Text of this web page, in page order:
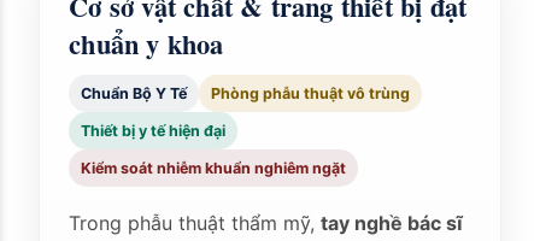
chuẩn y khoa
Chuẩn Bộ Y Tế Phòng phẫu thuật vô trùng
Thiết bị y tế hiện đại
Kiểm soát nhiễm khuẩn nghiêm ngặt
Trong phẫu thuật thẩm mỹ,tay nghề bác sĩ